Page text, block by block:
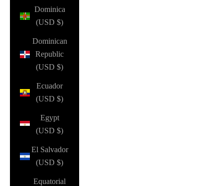
Dominica
(USD $)
Dominican
Republic
(USD $)
Ecuador
(USD $)
Egypt
(USD $)
El Salvador
(USD $)
Equatorial